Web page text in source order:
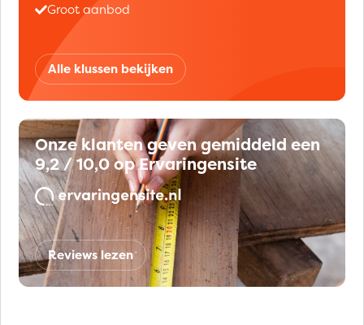
Groot aanbod
Alle klussen bekijken
Onze klanten geven gemiddeld een
9,2 / 10,0 op Ervaringensite
Reviews lezen